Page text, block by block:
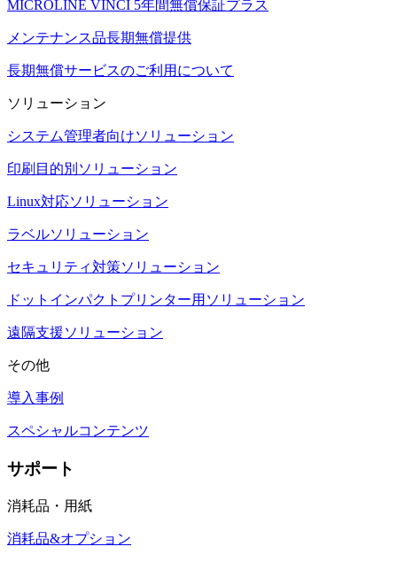
MICROLINE VINCI 5年間無償保証プラス
メンテナンス品長期無償提供
長期無償サービスのご利用について
ソリューション
システム管理者向けソリューション
印刷目的別ソリューション
Linux対応ソリューション
ラベルソリューション
セキュリティ対策ソリューション
ドットインパクトプリンター用ソリューション
遠隔支援ソリューション
その他
導入事例
スペシャルコンテンツ
サポート
消耗品・用紙
消耗品&オプション